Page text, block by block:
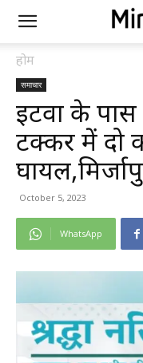
होम
समाचार
इटवा के
टक्कर में दो
October 5, 2023
WhatsApp